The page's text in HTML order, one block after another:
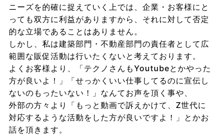
ニーズを的確に捉えていく上では、企業・お客様にと
っても双方に利益がありますから、それに対して否定
的な立場であることはありません。
しかし、私は建築部門・不動産部門の責任者として広
範囲な販促活動は行いたくないと考えております。
よくお客様より、「テクノさんもYoutubeとかやった
方が良いよ！」「せっかくいい仕事してるのに宣伝し
ないのもったいない！」なんてお声を頂く事や、
外部の方々より「もっと動画で訴えかけて、Z世代に
対応するような活動をした方が良いですよ！」とかお
話を頂きます。